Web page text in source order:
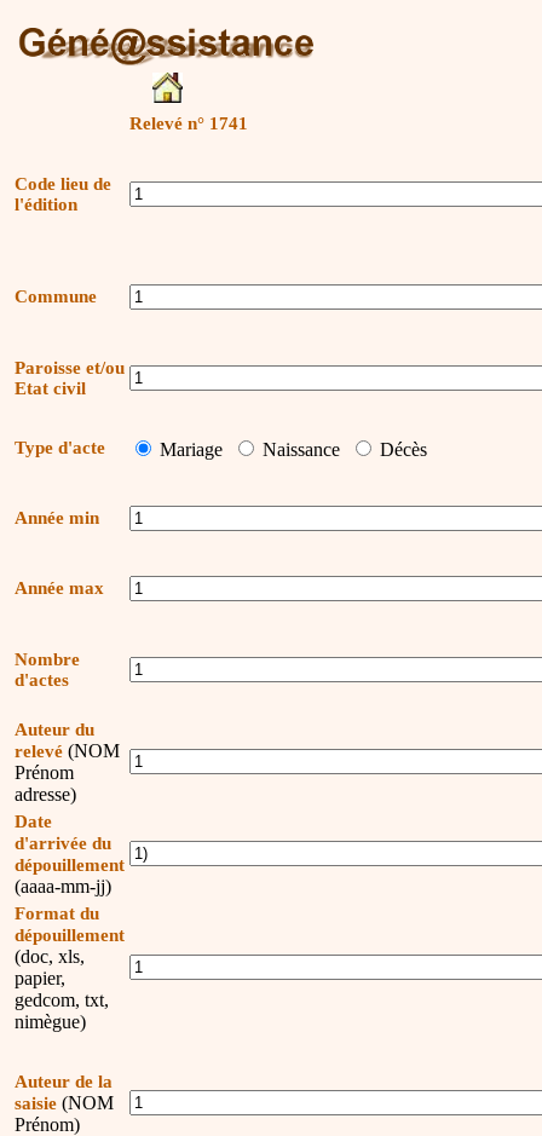
Relevé n° 1741
Code lieu de
l'édition
Commune
Paroisse et/ou
Etat civil
Type d'acte Mariage Naissance Décès
Année min
Année max
Nombre
d'actes
Auteur du
relevé (NOM
Prénom
adresse)
Date
d'arrivée du
dépouillement
(aaaa-mm-jj)
Format du
dépouillement
(doc, xls,
papier,
gedcom, txt,
nimègue)
Auteur de la
saisie (NOM
Prénom)